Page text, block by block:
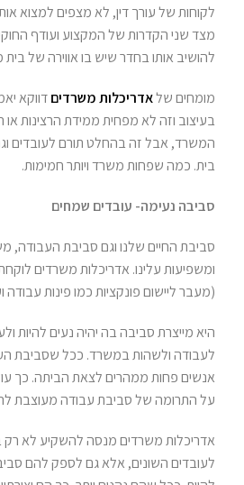
לקוחות של עורך דין, לא מצפים למצוא
מצד שני הקדרות של המקצוע ועודף
להושיב אותו בחדר שיש בו אווירה של
מומחים שלאדריכלות משרדיםדווקא
בעיצוב וזה לא מפחית ממידת הרצינות
המשרד, אבל זה בהחלט תורם לעובדים
בית. כמה שפחות משרד ויותר חמימות.
סביבה נעימה- עובדים שמחים
סביבת החיים שלנו וגם סביבת העבודה,
ומשפיעות עלינו. אדריכלות משרדים
(מעבר ליישום פונקציות כמו פינות עבודה
היא מייצרת סביבה בה יהיה נעים להיות
לעבודה ולשהות במשרד. ככל שסביבת
אנשים פחות ממהרים לצאת הביתה. כך
על התרומה של סביבת עבודה מעוצבת
אדריכלות משרדים מנסה להשקיע לא רק
לעובדים השונים, אלא גם לספק להם